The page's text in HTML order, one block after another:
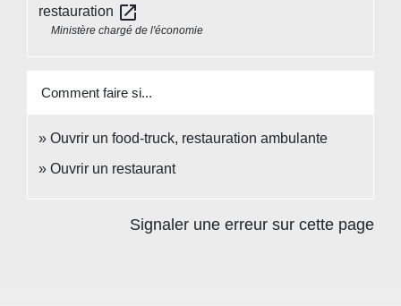
restauration open_in_new
Ministère chargé de l'économie
Comment faire si...
Ouvrir un food-truck, restauration ambulante
Ouvrir un restaurant
Signaler une erreur sur cette page